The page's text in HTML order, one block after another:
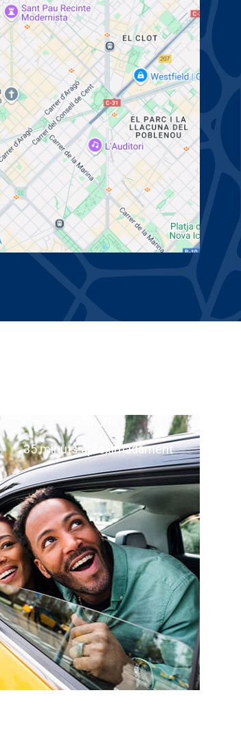
TAXI
35 minuts aproximadament